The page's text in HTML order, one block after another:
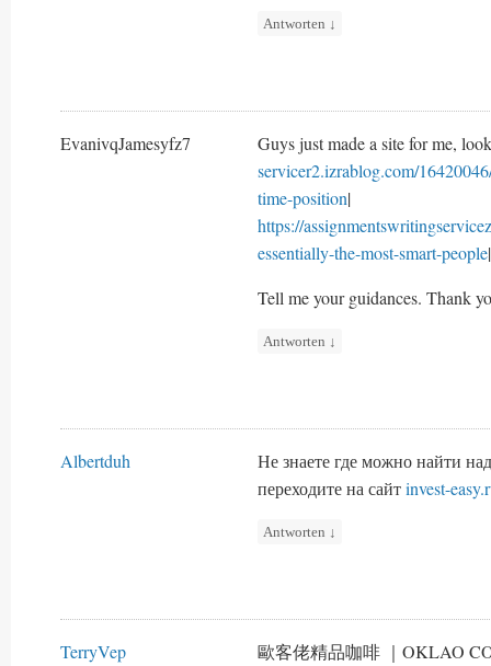
Antworten ↓
EvanivqJamesyfz7
Guys just made a site for me,
servicer2.izrablog.com/
time-position|
https://
essentially-the-most-smart-people|
Tell me your guidances. Thank
Antworten ↓
Albertduh
Не знаете где можно найти
переходите на сайтinvest-
Antworten ↓
TerryVep
歐客佬精品咖啡 ｜OKLAO